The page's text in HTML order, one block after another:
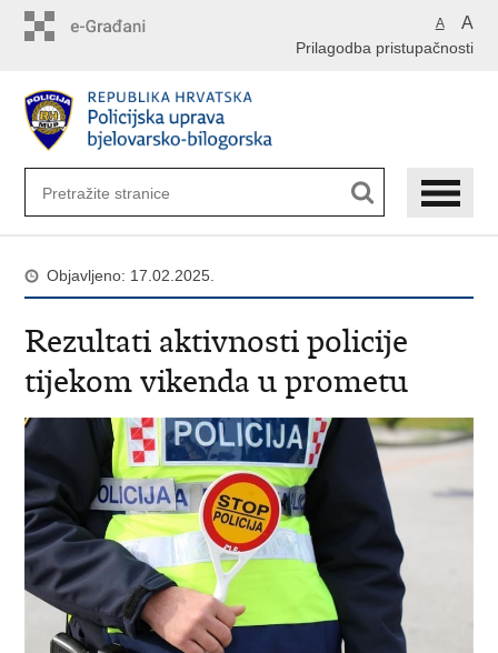
A A
Prilagodba pristupačnosti
Objavljeno: 17.02.2025.
Rezultati aktivnosti policije
tijekom vikenda u prometu